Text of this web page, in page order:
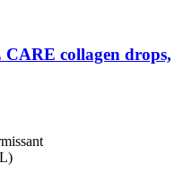
CARE collagen drops,